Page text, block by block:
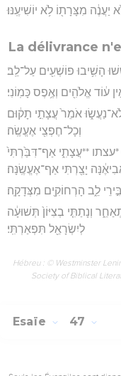
יַעֲנֶ֔ה מִצָּרָת֖וֹ לֹ֥א יוֹשִׁיעֶֽנּוּ׃
La délivrance
הָשִׁ֥יבוּ פוֹשְׁעִ֖ים עַל־לֵֽב׃
ע֔וֹד אֱלֹהִ֖ים וְאֶ֥פֶס כָּמֽוֹנִי׃
אֹמֵר֙ עֲצָתִ֣י תָק֔וּם
וְכָל־חֶפְצִ֖י אֶעֱשֶֽׂה׃
**עֲצָתִ֑י אַף־דִּבַּ֙רְתִּי֙
יָצַ֖רְתִּי אַף־אֶעֱשֶֽׂנָּה׃
לֵ֑ב הָרְחוֹקִ֖ים מִצְּדָקָֽה׃
וְנָתַתִּ֤י בְצִיּוֹן֙ תְּשׁוּעָ֔ה
לְיִשְׂרָאֵ֖ל תִּפְאַרְתִּֽי׃
Hébreu : © Westminster
Society of Biblical
Esaïe 47